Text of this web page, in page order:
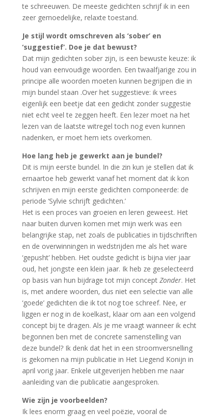
te schreeuwen. De meeste gedichten schrijf ik in een
zeer gemoedelijke, relaxte toestand.
Je stijl wordt omschreven als ‘sober’ en
‘suggestief’. Doe je dat bewust?
Dat mijn gedichten sober zijn, is een bewuste keuze: ik
houd van eenvoudige woorden. Een twaalfjarige zou in
principe alle woorden moeten kunnen begrijpen die in
mijn bundel staan .Over het suggestieve: ik vrees
eigenlijk een beetje dat een gedicht zonder suggestie
niet echt veel te zeggen heeft. Een lezer moet na het
lezen van de laatste witregel toch nog even kunnen
nadenken, er moet hem iets overkomen.
Hoe lang heb je gewerkt aan je bundel?
Dit is mijn eerste bundel. In die zin kun je stellen dat ik
ernaartoe heb gewerkt vanaf het moment dat ik kon
schrijven en mijn eerste gedichten componeerde: de
periode ‘Sylvie schrijft gedichten.’
Het is een proces van groeien en leren geweest. Het
naar buiten durven komen met mijn werk was een
belangrijke stap, net zoals de publicaties in tijdschriften
en de overwinningen in wedstrijden me als het ware
‘gepusht’ hebben. Het oudste gedicht is bijna vier jaar
oud, het jongste een klein jaar. Ik heb ze geselecteerd
op basis van hun bijdrage tot mijn concept Zonder. Het
is, met andere woorden, dus niet een selectie van alle
‘goede’ gedichten die ik tot nog toe schreef. Nee, er
liggen er nog in de koelkast, klaar om aan een volgend
concept bij te dragen. Als je me vraagt wanneer ik echt
begonnen ben met de concrete samenstelling van
deze bundel? Ik denk dat het in een stroomversnelling
is gekomen na mijn publicatie in Het Liegend Konijn in
april vorig jaar. Enkele uitgeverijen hebben me naar
aanleiding van die publicatie aangesproken.
Wie zijn je voorbeelden?
Ik lees enorm graag en veel poëzie, vooral de